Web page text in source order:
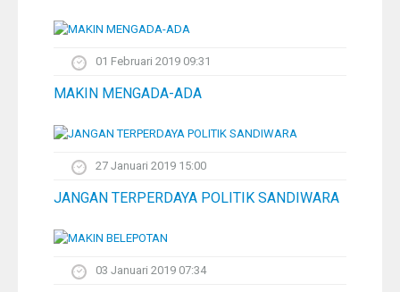
01 Februari 2019 09:31
MAKIN MENGADA-ADA
27 Januari 2019 15:00
JANGAN TERPERDAYA POLITIK SANDIWARA
03 Januari 2019 07:34